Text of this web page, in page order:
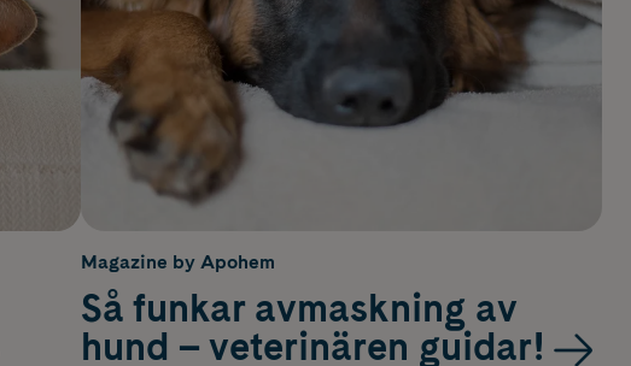
Magazine by Apohem
Så funkar avmaskning av
hund – veterinären guidar!